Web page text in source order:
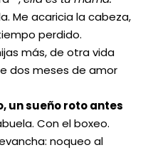
Me acaricia la cabeza,
perdido.
más, de otra vida
dos meses de amor
un sueño roto antes
Con el boxeo.
noqueo al